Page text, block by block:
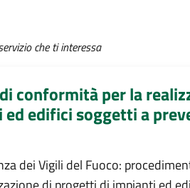
che ti interessa
conformità per la
edifici soggetti a
dei Vigili del Fuoco: